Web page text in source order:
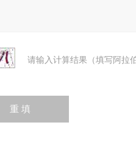
请输入计算结果（填写阿拉